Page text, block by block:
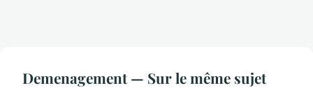
Demenagement — Sur le même sujet